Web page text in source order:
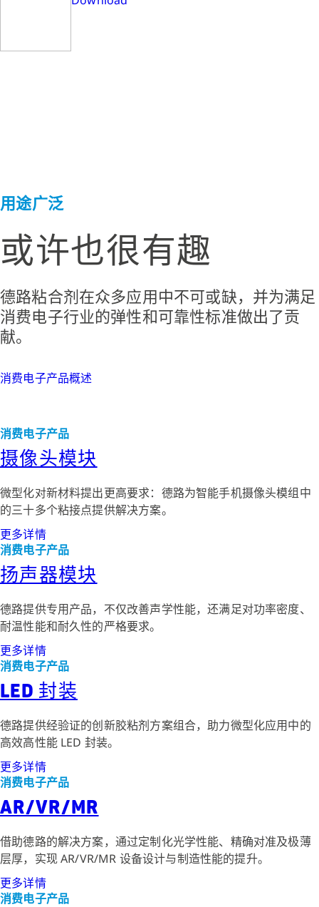
用途广泛
或许也很有趣
德路粘合剂在众多应用中不可或缺，并为满足
消费电子行业的弹性和可靠性标准做出了贡
献。
消费电子产品概述
消费电子产品
摄像头模块
微型化对新材料提出更高要求：德路为智能手机摄像头模组中
的三十多个粘接点提供解决方案。
更多详情
消费电子产品
扬声器模块
德路提供专用产品，不仅改善声学性能，还满足对功率密度、
耐温性能和耐久性的严格要求。
更多详情
消费电子产品
LED 封装
德路提供经验证的创新胶粘剂方案组合，助力微型化应用中的
高效高性能 LED 封装。
更多详情
消费电子产品
AR/VR/MR
借助德路的解决方案，通过定制化光学性能、精确对准及极薄
层厚，实现 AR/VR/MR 设备设计与制造性能的提升。
更多详情
消费电子产品